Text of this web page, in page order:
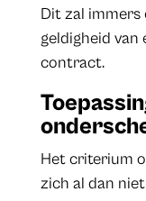
Dit zal immers
geldigheid
contract.
Het criterium
zich al dan